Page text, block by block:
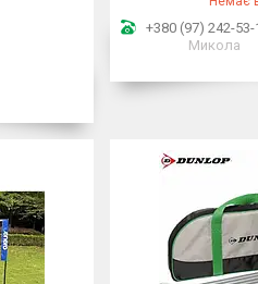
+380 (97) 242-53-
Микола